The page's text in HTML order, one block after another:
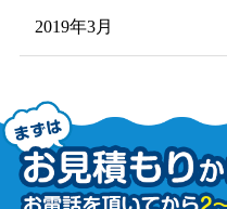
2019年3月